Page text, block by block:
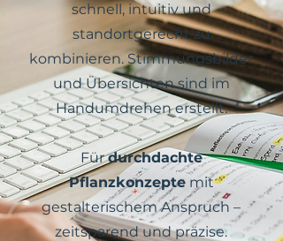
schnell, intuitiv und
standortgerecht zu
kombinieren. Stimmungsbilder
und Übersichten sind im
Handumdrehen erstellt.
Fürdurchdachte
Pflanzkonzeptemit
gestalterischem Anspruch –
zeitsparend und präzise.